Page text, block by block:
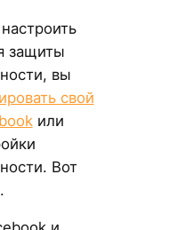
защиты
вы
свой
или
Вот